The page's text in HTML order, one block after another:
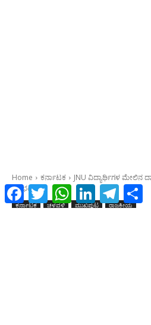
FacebookTwitter WhatsAppLinkedInTelegram